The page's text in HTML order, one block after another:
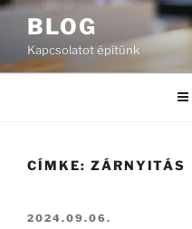
Tartalomhoz
BLOG
Kapcsolatot építünk
CÍMKE: ZÁRNYITÁS
BEKÜLDVE:
2024.09.06.